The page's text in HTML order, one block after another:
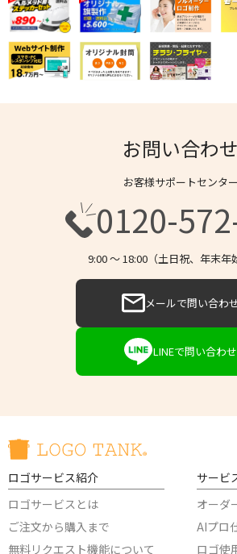
お問い合わせ
お客様サポートセンター
0120-
9:00 〜 18:00（土日祝、年末年
メールで問い合わ
LINEで問い合わせ
ロゴサービス紹介
ロゴサービスとは
ご注文から購入まで
無料リクエスト機能について
サービ
オーダ
AIプロ
ロゴ使